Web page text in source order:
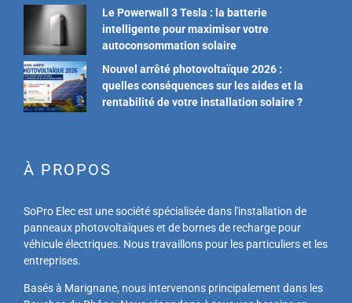
Le Powerwall 3 Tesla : la batterie
intelligente pour maximiser votre
autoconsommation solaire
Nouvel arrêté photovoltaïque 2026 :
quelles conséquences sur les aides et la
rentabilité de votre installation solaire ?
À PROPOS
SoPro Elec est une société spécialisée dans l'installation de
panneaux photovoltaïques et de bornes de recharge pour
véhicule électriques. Nous travaillons pour les particuliers et les
entreprises.
Basés à Marignane, nous intervenons principalement dans les